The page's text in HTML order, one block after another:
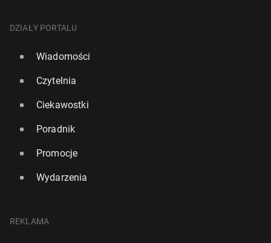
DZIAŁY PORTALU
Wiadomości
Czytelnia
Ciekawostki
Poradnik
Promocje
Wydarzenia
REKLAMA